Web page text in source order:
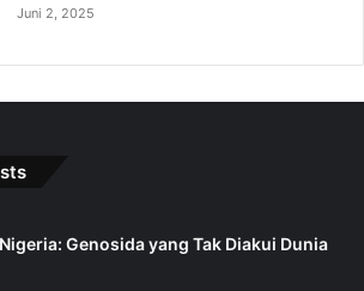
Juni 2, 2025
Genosida yang Tak Diakui Dunia